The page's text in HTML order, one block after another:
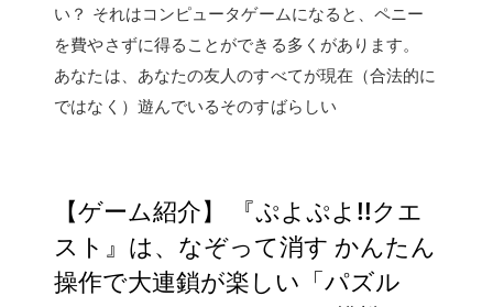
い？ それはコンピュータゲームになると、ペニー
を費やさずに得ることができる多くがあります。
あなたは、あなたの友人のすべてが現在（合法的に
ではなく）遊んでいるそのすばらしい
【ゲーム紹介】 『ぷよぷよ!!クエ
スト』は、なぞって消す かんたん
操作で大連鎖が楽しい「パズル